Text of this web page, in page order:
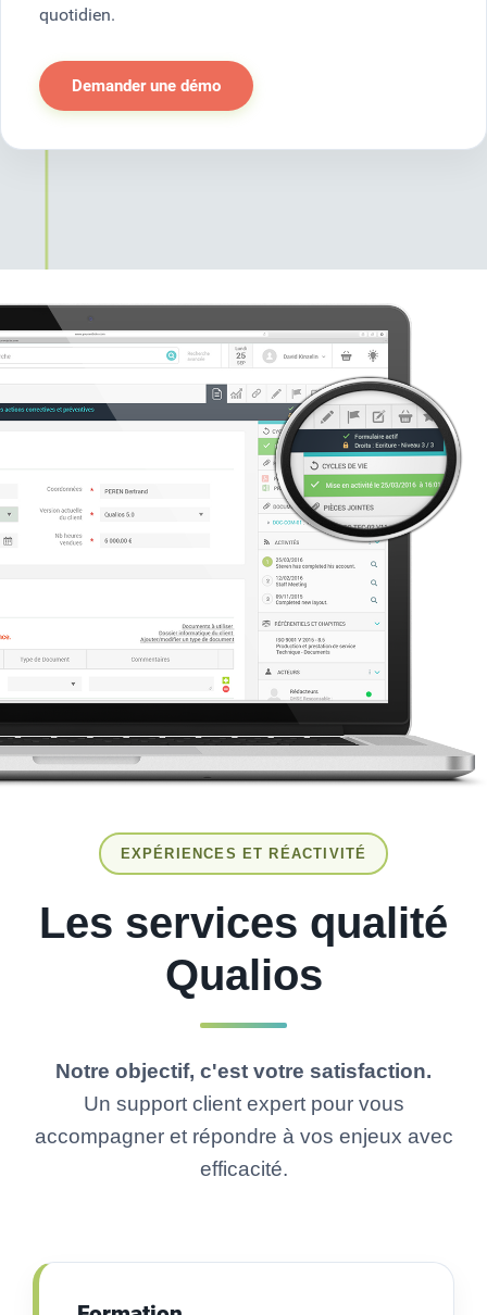
quotidien.
Demander une démo
EXPÉRIENCES ET RÉACTIVITÉ
Les services qualité
Qualios
Notre objectif, c'est votre satisfaction.
Un support client expert pour vous
accompagner et répondre à vos enjeux avec
efficacité.